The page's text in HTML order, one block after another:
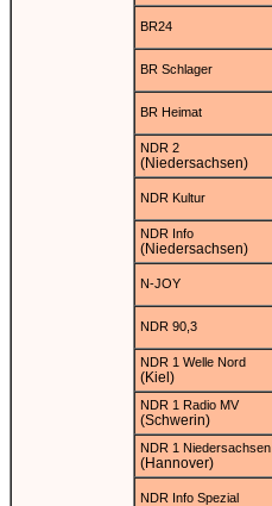
BR24
BR Schlager
BR Heimat
NDR 2
(Niedersachsen)
NDR Kultur
NDR Info
(Niedersachsen)
N-JOY
NDR 90,3
NDR 1 Welle Nord
(Kiel)
NDR 1 Radio MV
(Schwerin)
NDR 1 Niedersachsen
(Hannover)
NDR Info Spezial